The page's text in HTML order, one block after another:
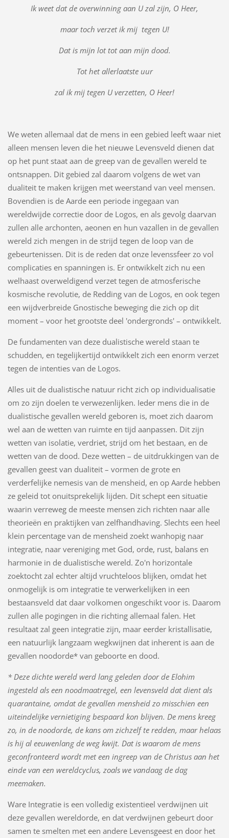
Ik weet dat de overwinning aan U zal zijn, O Heer,
maar toch verzet ik mij tegen U!
Dat is mijn lot tot aan mijn dood.
Tot het allerlaatste uur
zal ik mij tegen U verzetten, O Heer!
We weten allemaal dat de mens in een gebied leeft waar niet
alleen mensen leven die het nieuwe Levensveld dienen dat
op het punt staat aan de greep van de gevallen wereld te
ontsnappen. Dit gebied zal daarom volgens de wet van
dualiteit te maken krijgen met weerstand van veel mensen.
Bovendien is de Aarde een periode ingegaan van
wereldwijde correctie door de Logos, en als gevolg daarvan
zullen alle archonten, aeonen en hun vazallen in de gevallen
wereld zich mengen in de strijd tegen de loop van de
gebeurtenissen. Dit is de reden dat onze levenssfeer zo vol
complicaties en spanningen is. Er ontwikkelt zich nu een
welhaast overweldigend verzet tegen de atmosferische
kosmische revolutie, de Redding van de Logos, en ook tegen
een wijdverbreide Gnostische beweging die zich op dit
moment – voor het grootste deel 'ondergronds' – ontwikkelt.
De fundamenten van deze dualistische wereld staan te
schudden, en tegelijkertijd ontwikkelt zich een enorm verzet
tegen de intenties van de Logos.
Alles uit de dualistische natuur richt zich op individualisatie
om zo zijn doelen te verwezenlijken. Ieder mens die in de
dualistische gevallen wereld geboren is, moet zich daarom
wel aan de wetten van ruimte en tijd aanpassen. Dit zijn
wetten van isolatie, verdriet, strijd om het bestaan, en de
wetten van de dood. Deze wetten – de uitdrukkingen van de
gevallen geest van dualiteit – vormen de grote en
verderfelijke nemesis van de mensheid, en op Aarde hebben
ze geleid tot onuitsprekelijk lijden. Dit schept een situatie
waarin verreweg de meeste mensen zich richten naar alle
theorieën en praktijken van zelfhandhaving. Slechts een heel
klein percentage van de mensheid zoekt wanhopig naar
integratie, naar vereniging met God, orde, rust, balans en
harmonie in de dualistische wereld. Zo'n horizontale
zoektocht zal echter altijd vruchteloos blijken, omdat het
onmogelijk is om integratie te verwerkelijken in een
bestaansveld dat daar volkomen ongeschikt voor is. Daarom
zullen alle pogingen in die richting allemaal falen. Het
resultaat zal geen integratie zijn, maar eerder kristallisatie,
een natuurlijk langzaam wegkwijnen dat inherent is aan de
gevallen noodorde* van geboorte en dood.
* Deze dichte wereld werd lang geleden door de Elohim
ingesteld als een noodmaatregel, een levensveld dat dient als
quarantaine, omdat de gevallen mensheid zo misschien een
uiteindelijke vernietiging bespaard kon blijven. De mens kreeg
zo, in de noodorde, de kans om zichzelf te redden, maar helaas
is hij al eeuwenlang de weg kwijt. Dat is waarom de mens
geconfronteerd wordt met een ingreep van de Christus aan het
einde van een wereldcyclus, zoals we vandaag de dag
meemaken.
Ware Integratie is een volledig existentieel verdwijnen uit
deze gevallen wereldorde, en dat verdwijnen gebeurt door
samen te smelten met een andere Levensgeest en door het